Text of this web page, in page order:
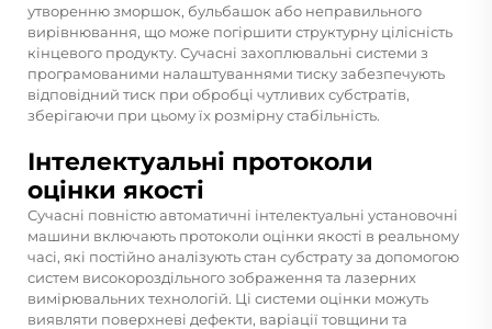
утворенню зморшок, бульбашок або неправильного
вирівнювання, що може погіршити структурну цілісність
кінцевого продукту. Сучасні захоплювальні системи з
програмованими налаштуваннями тиску забезпечують
відповідний тиск при обробці чутливих субстратів,
зберігаючи при цьому їх розмірну стабільність.
Інтелектуальні протоколи
оцінки якості
Сучасні повністю автоматичні інтелектуальні установочні
машини включають протоколи оцінки якості в реальному
часі, які постійно аналізують стан субстрату за допомогою
систем високороздільного зображення та лазерних
вимірювальних технологій. Ці системи оцінки можуть
виявляти поверхневі дефекти, варіації товщини та